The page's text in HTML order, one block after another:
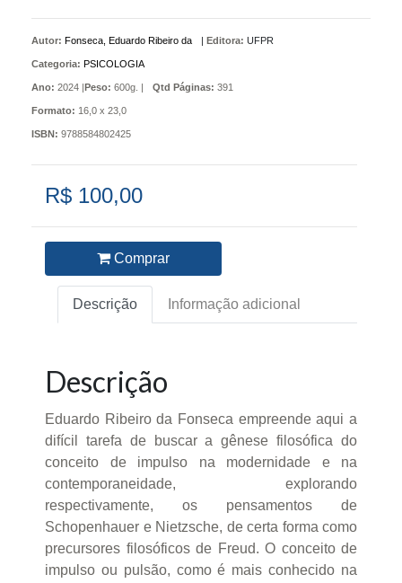
Autor: Fonseca, Eduardo Ribeiro da | Editora: UFPR
Categoria: PSICOLOGIA
Ano: 2024 |Peso: 600g. | Qtd Páginas: 391
Formato: 16,0 x 23,0
ISBN: 9788584802425
R$ 100,00
Comprar
Descrição Informação adicional
Descrição
Eduardo Ribeiro da Fonseca empreende aqui a
difícil tarefa de buscar a gênese filosófica do
conceito de impulso na modernidade e na
contemporaneidade, explorando
respectivamente, os pensamentos de
Schopenhauer e Nietzsche, de certa forma como
precursores filosóficos de Freud. O conceito de
impulso ou pulsão, como é mais conhecido na